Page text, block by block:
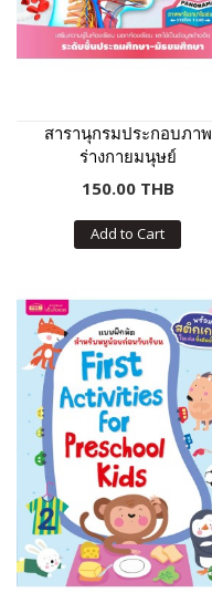
สารานุกรมประกอบภาพ
ร่างกายมนุษย์
150.00 THB
Add to Cart